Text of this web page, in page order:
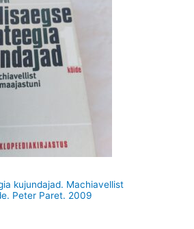
kujundajad. Machiavellist
Peter Paret. 2009